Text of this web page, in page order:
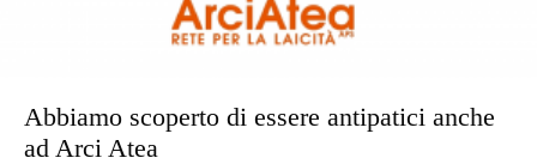
Abbiamo scoperto di essere antipatici anche
ad Arci Atea